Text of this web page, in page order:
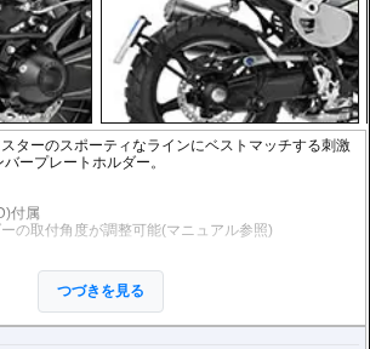
ターのスポーティなラインにベストマッチする刺激
ープレートホルダー。
付属
の取付角度が調整可能(マニュアル参照)
ライト移設キットのRnineT テールライトキット(フェ
用をおすすめします。
:W44111-012)もご用意いたしました。
つづきを見る